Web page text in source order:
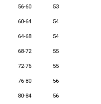
56-60
53
60-64
54
64-68
54
68-72
55
72-76
55
76-80
56
80-84
56